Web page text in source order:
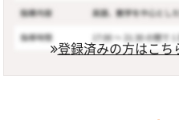
登録済みの方はこち